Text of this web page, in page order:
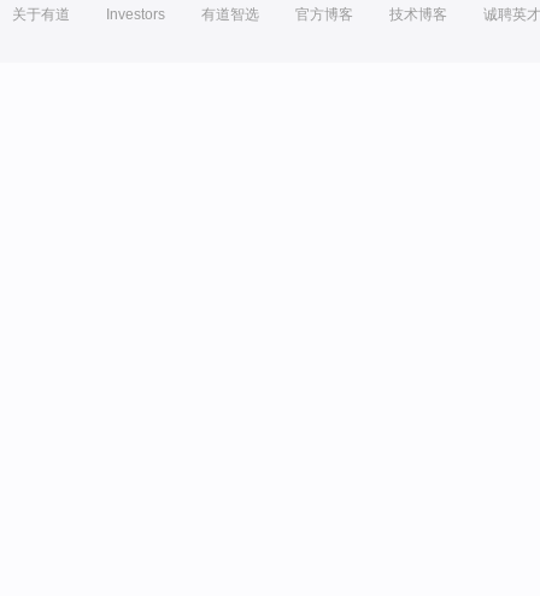
关于有道 Investors 有道智选 官方博客 技术博客 诚聘英才